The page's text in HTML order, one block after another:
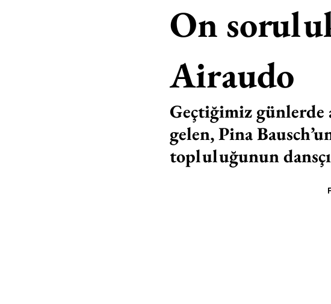
MÜZİK EGZERSİZLER
AK-SAYANLAR #GEÇMİŞTEBUGÜN
AKS-ENDAZ TUHAF AÇI SINIRSIZ
On
Airaudo
Geçtiğimiz günlerde
gelen, Pina
topluluğunun